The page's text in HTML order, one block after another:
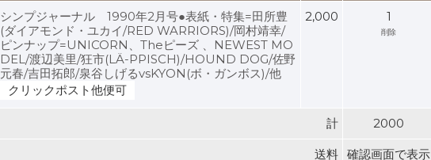
シンプジャーナル 1990年2月号●表紙・特集=田所豊
(ダイアモンド・ユカイ/RED WARRIORS)/岡村靖幸/
ピンナップ=UNICORN、Theピーズ 、NEWEST MO
DEL/渡辺美里/狂市(LÄ-PPISCH)/HOUND DOG/佐野
元春/吉田拓郎/泉谷しげるvsKYON(ボ・ガンボス)/他
クリックポスト他便可
2,000 1
削除
計 2000
送料 確認画面で表示